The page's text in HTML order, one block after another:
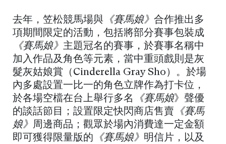
去年，笠松競馬場與 《賽馬娘》 合作推出多
項期間限定的活動，包括將部分賽事包裝成
《賽馬娘》 主題冠名的賽事，於賽事名稱中
加入作品及角色等元素，當中重頭戲則是灰
髮灰姑娘賞（Cinderella Gray Sho）。於場
內多處設置一比一的角色立牌作為打卡位，
於各場空檔在台上舉行多名
《賽馬娘》聲優
的談話節目；設置限定快閃商店售賣 《賽馬
娘》 周邊商品；觀眾於場內消費達一定金額
即可獲得限量版的
《賽馬娘》 明信片，以及